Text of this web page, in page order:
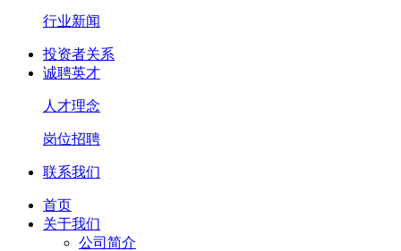
行业新闻
投资者关系
诚聘英才
人才理念
岗位招聘
联系我们
首页
关于我们
公司简介